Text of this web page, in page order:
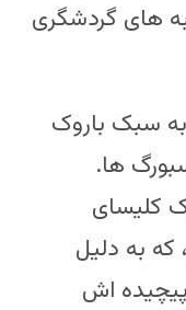
های گردشگری
سبک باروک
ها.
کلیسای
به دلیل
اش